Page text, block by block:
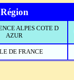
Région
ALPES COTE D
AZUR
DE FRANCE